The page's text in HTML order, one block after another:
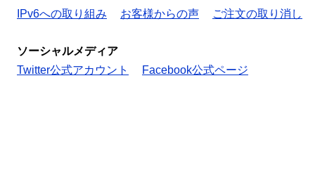
IPv6への取り組み
お客様からの声 ご注文の取り消し
ソーシャルメディア
Twitter公式アカウント
Facebook公式ページ